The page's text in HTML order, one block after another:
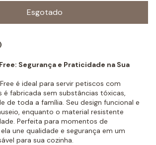
Segurança e Praticidade na Sua
é ideal para servir petiscos com
é fabricada sem substâncias tóxicas,
de toda a família. Seu design funcional e
enquanto o material resistente
Perfeita para momentos de
une qualidade e segurança em um
para sua cozinha.